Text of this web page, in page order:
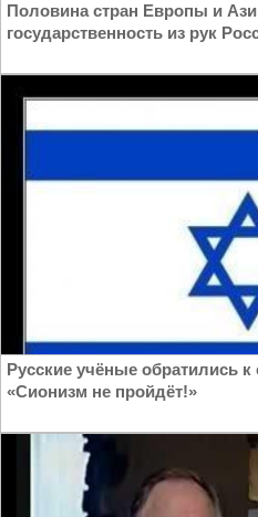
Половина стран Европы и
государственность из рук
Русские учёные обратились
«Сионизм не пройдёт!»